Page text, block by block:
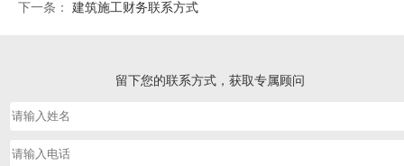
下一条： 建筑施工财务联系方式
留下您的联系方式，获取专属顾问